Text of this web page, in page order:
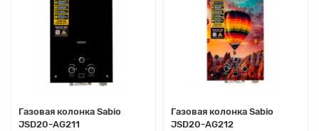
Газовая колонка Sabio
JSD20-AG211
Газовая колонка Sabio
JSD20-AG212